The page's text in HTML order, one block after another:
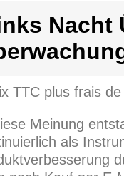
Nacht
TTC plus frais
Meinung
als